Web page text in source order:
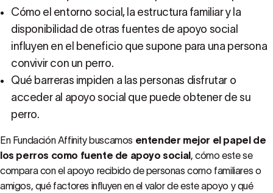
Cómo el entorno social, la estructura familiar y la
disponibilidad de otras fuentes de apoyo social
influyen en el beneficio que supone para una persona
convivir con un perro.
Qué barreras impiden a las personas disfrutar o
acceder al apoyo social que puede obtener de su
perro.
En Fundación Affinity buscamos entender mejor el papel de
los perros como fuente de apoyo social, cómo este se
compara con el apoyo recibido de personas como familiares o
amigos, qué factores influyen en el valor de este apoyo y qué